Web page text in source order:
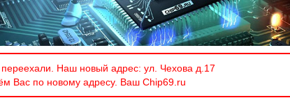
Наш новый адрес: ул. Чехова д.17
Вас по новому адресу. Ваш Chip69.ru